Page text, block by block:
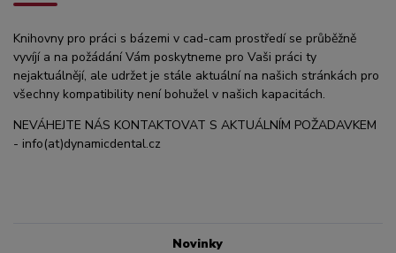
Novinky
Knihovny pro práci s bázemi v cad-cam prostředí se průběžně
vyvíjí a na požádání Vám poskytneme pro Vaši práci ty
nejaktuálnějí, ale udržet je stále aktuální na našich stránkách pro
všechny kompatibility není bohužel v našich kapacitách.
NEVÁHEJTE NÁS KONTAKTOVAT S AKTUÁLNÍM POŽADAVKEM
- info(at)dynamicdental.cz